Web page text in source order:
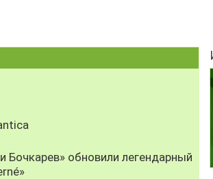
Бочкарев» обновили легендарный